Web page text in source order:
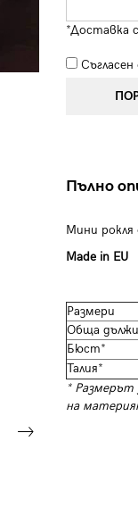
*Доставка
Съгласен
Пълно
Мини рокля
Made in EU
Размери
Обща
Бюст*
Талия*
* Размерът
на